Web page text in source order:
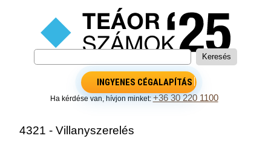
INGYENES CÉGALAPÍTÁS
Ha kérdése van, hívjon minket:+36 30 220 1100
4321 - Villanyszerelés